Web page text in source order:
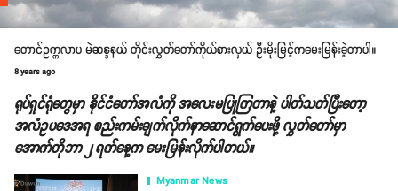
တောင်ဥက္ကလာပ မဲဆန္ဒနယ် တိုင်းလွှတ်တော်ကိုယ်စားလှယ် ဦးမိုးမြင့်ကမေးမြန်းခဲ့တာပါ။
8 years ago
ရုပ်ရှင်ရုံတွေမှာ နိုင်ငံတော်အလံကို အလေးမပြုကြတာနဲ့ ပါတ်သတ်ပြီးတော့
အလံဥပဒေအရ စည်းကမ်းချက်လိုက်နာဆောင်ရွက်ပေးဖို့ လွှတ်တော်မှာ
အောက်တိုဘာ ၂ ရက်နေ့က မေးမြန်းလိုက်ပါတယ်။
Myanmar News